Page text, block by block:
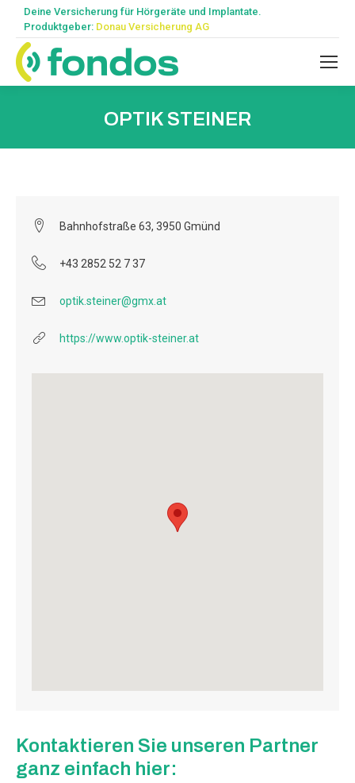
Deine Versicherung für Hörgeräte und Implantate.
Produktgeber: Donau Versicherung AG
OPTIK STEINER
Kontaktieren Sie unseren Partner
ganz einfach hier:
Bahnhofstraße 63, 3950 Gmünd
+43 2852 52 7 37
optik.steiner@gmx.at
https://www.optik-steiner.at